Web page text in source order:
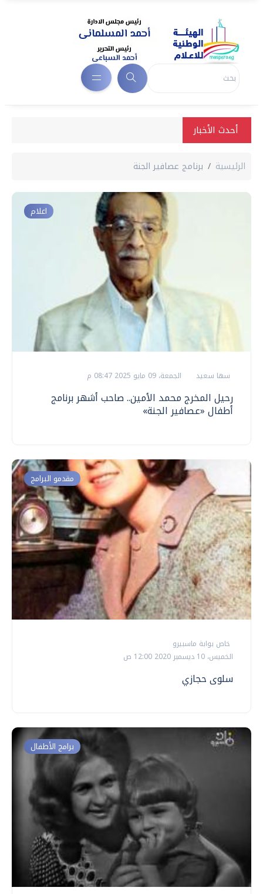
أحدث الأخبار
الرئيسية برنامج عصافير الجنة
اعلام
سها سعيد الجمعة، 09 مايو 2025 08:47 م
رحيل المخرج محمد الأمين.. صاحب أشهر برنامج
أطفال «عصافير الجنة»
مقدمو البرامج
خاص بوابة ماسبيرو
الخميس، 10 ديسمبر 2020 12:00 ص
سلوى حجازي
برامج الأطفال